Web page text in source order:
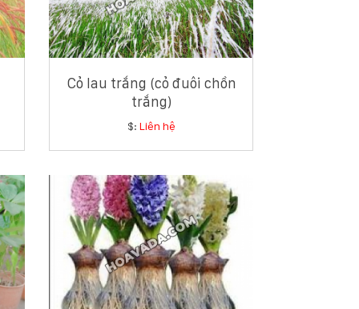
Cỏ lau trắng (cỏ đuôi chồn
trắng)
$: Liên hệ